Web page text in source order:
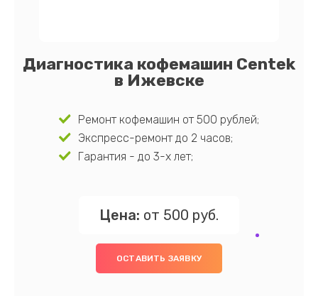
Диагностика кофемашин Centek
в Ижевске
Ремонт кофемашин от 500 рублей;
Экспресс-ремонт до 2 часов;
Гарантия - до 3-х лет;
Цена: от 500 руб.
ОСТАВИТЬ ЗАЯВКУ